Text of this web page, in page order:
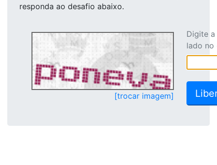
responda ao desafio abaixo.
[trocar imagem]
Digite
lado no